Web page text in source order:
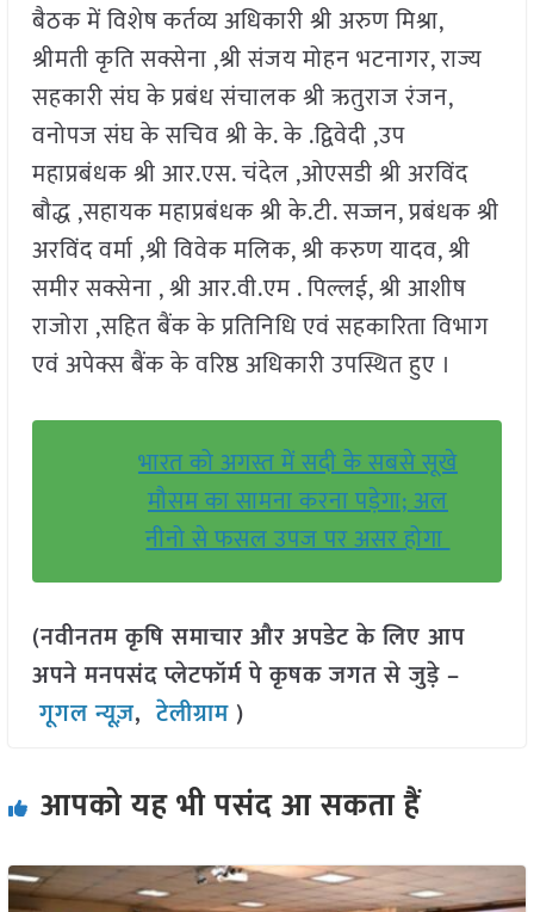
बैठक में विशेष कर्तव्य अधिकारी श्री अरुण मिश्रा,
श्रीमती कृति सक्सेना ,श्री संजय मोहन भटनागर, राज्य
सहकारी संघ के प्रबंध संचालक श्री ऋतुराज रंजन,
वनोपज संघ के सचिव श्री के. के .द्विवेदी ,उप
महाप्रबंधक श्री आर.एस. चंदेल ,ओएसडी श्री अरविंद
बौद्ध ,सहायक महाप्रबंधक श्री के.टी. सज्जन, प्रबंधक श्री
अरविंद वर्मा ,श्री विवेक मलिक, श्री करुण यादव, श्री
समीर सक्सेना , श्री आर.वी.एम . पिल्लई, श्री आशीष
राजोरा ,सहित बैंक के प्रतिनिधि एवं सहकारिता विभाग
एवं अपेक्स बैंक के वरिष्ठ अधिकारी उपस्थित हुए ।
भारत को अगस्त में सदी के सबसे सूखे
मौसम का सामना करना पड़ेगा; अल
नीनो से फसल उपज पर असर होगा
(नवीनतम कृषि समाचार और अपडेट के लिए आप
अपने मनपसंद प्लेटफॉर्म पे कृषक जगत से जुड़े –
गूगल न्यूज़,टेलीग्राम )
आपको यह भी पसंद आ सकता हैं